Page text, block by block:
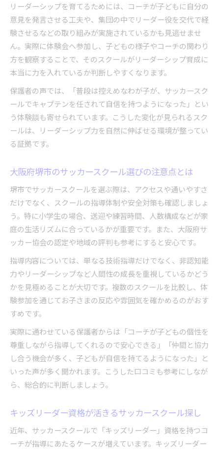
サッカースクールで身につく協調性とリーダー
力
子どもの変化に気づくサッカースクールの接し
方
大阪府堺市のスクール指導で学ぶリーダーシップ
る理由
大阪府サッカー協会が推進する育成プログラム
サッカースクール指導者が語るリーダー育成の
工夫
立
スクール指導で強調されるコミュニケーション
子どもが変わるサッカースクール参加のメリット
サッカースクール参加が子どもに与える好影響
リーダーシップを自然に育てるサッカースクー
ル
サッカースクールで協調性や責任感が身につく
理由
イベント参加で感じるサッカースクールの成果
リーダーシップに焦点を当てた堺市の育成法とは
サッカースクールが重視するリーダー育成の手
法
大阪サッカーキッズの成長を支える育成理論
キッズリーダー養成講習会で学ぶ指導ポイント
リーダーシップ発揮を促すサッカースクールの
工夫
リーダーシップを育てるためには、コーチが子どもに自分の
意見を発言させる工夫や、集団の中でリーダー役を交代で経
験させるなどの取り組みが実施されているかも見逃せませ
ん。実際に体験会へ参加し、子どもの様子やコーチの関わり
方を観察することで、そのスクールがリーダーシップ育成に
本当に力を入れているか判断しやすくなります。
保護者の声では、「普段は控えめなわが子が、サッカースク
ールでキャプテンを任されて自信を持つようになった」とい
う体験談も寄せられています。こうした変化が見られるスク
ールは、リーダーシップ力を自然に伸ばせる環境が整ってい
る証拠です。
大阪府堺市のサッカースクール選びの注意点とは
堺市でサッカースクールを選ぶ際は、アクセスや通いやすさ
だけでなく、スクールの指導体制や安全対策も確認しましょ
う。特に小学生の場合、送迎や練習時間、人数構成などが家
庭の生活リズムに合っているかが重要です。また、大阪府サ
ッカー協会の認定や地域の評判も参考にすると安心です。
指導内容については、単なる技術指導だけでなく、非認知能
力やリーダーシップなど人間性の成長を重視しているかどう
かを見極めることが大切です。複数のスクールを比較し、体
験参加を通じてお子さまの反応や雰囲気を確かめるのがおす
すめです。
実際に通わせている保護者からは「コーチが子どもの個性を
尊重しながら指導してくれるので安心できる」「仲間と協力
し合う機会が多く、子どもが自信を持てるようになった」と
いった声が多く聞かれます。こうした口コミも参考にしなが
ら、総合的に判断しましょう。
キッズリーダー資格が活きるサッカースクール探し
近年、サッカースクールで「キッズリーダー」資格を持つコ
ーチが指導にあたるケースが増えています。キッズリーダー